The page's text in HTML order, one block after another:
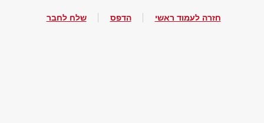
חזרה לעמוד ראשי הדפס שלח לחבר